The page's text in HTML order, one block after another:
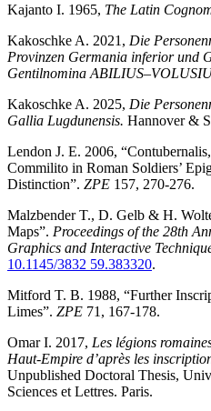
Kajanto I. 1965, The Latin
Kakoschke A. 2021, Die
Provinzen Germania inferior und
Gentilnomina
Kakoschke A. 2025, Die
Gallia Lugdunensis. Hannover &
Lendon J. E. 2006,
Commilito in Roman Soldiers’
Distinction”. ZPE 157, 270-276.
Malzbender T., D. Gelb & H.
Maps”. Proceedings of the 28th
Graphics and Interactive
10.1145/3832 59.383320.
Mitford T. B. 1988, “Further
Limes”. ZPE 71, 167-178.
Omar I. 2017, Les légions
Haut-Empire d’après les
Unpublished Doctoral Thesis,
Sciences et Lettres. Paris.